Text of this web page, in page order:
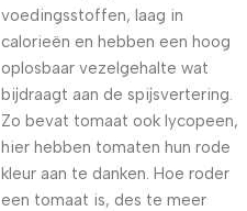
voedingsstoffen, laag in
calorieën en hebben een hoog
oplosbaar vezelgehalte wat
bijdraagt aan de spijsvertering.
Zo bevat tomaat ook lycopeen,
hier hebben tomaten hun rode
kleur aan te danken. Hoe roder
een tomaat is, des te meer